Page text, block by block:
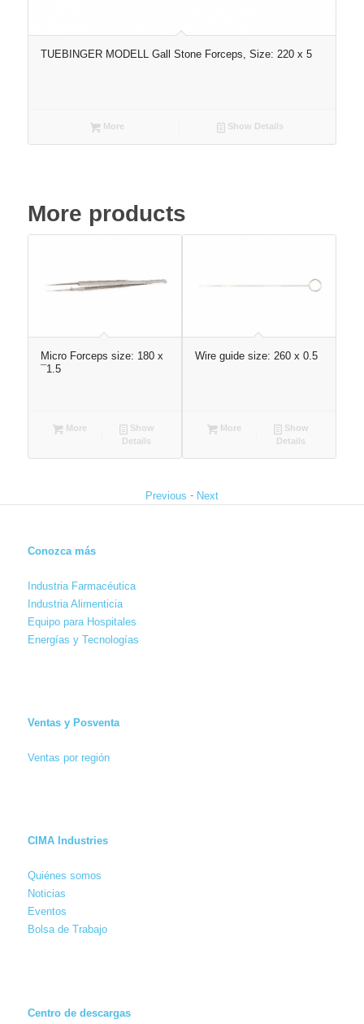
TUEBINGER MODELL Gall Stone Forceps, Size: 220 x 5
More Show Details
More products
Micro Forceps size: 180 x
¯1.5
More
Show
Details
Wire guide size: 260 x 0.5
More
Show
Details
Previous - Next
Conozca más
Industria Farmacéutica
Industria Alimenticia
Equipo para Hospitales
Energías y Tecnologías
Ventas y Posventa
Ventas por región
CIMA Industries
Quiénes somos
Noticias
Eventos
Bolsa de Trabajo
Centro de descargas